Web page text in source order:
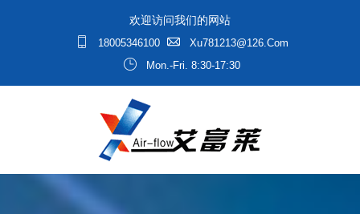
欢迎访问我们的网站
18005346100
Xu781213@126.com
Mon.-Fri. 8:30-17:30